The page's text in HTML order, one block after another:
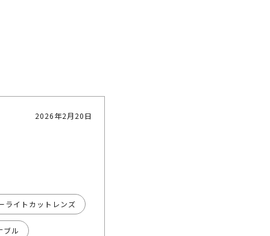
ライトカットレンズ
ブル
2026年2月20日